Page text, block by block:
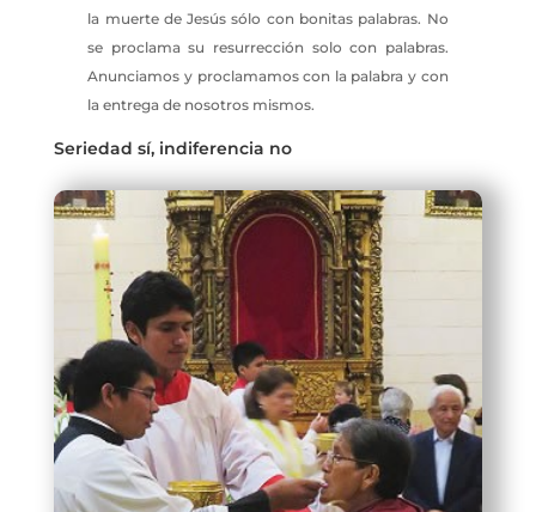
la muerte de Jesús sólo con bonitas palabras. No
se proclama su resurrección solo con palabras.
Anunciamos y proclamamos con la palabra y con
la entrega de nosotros mismos.
Seriedad sí, indiferencia no